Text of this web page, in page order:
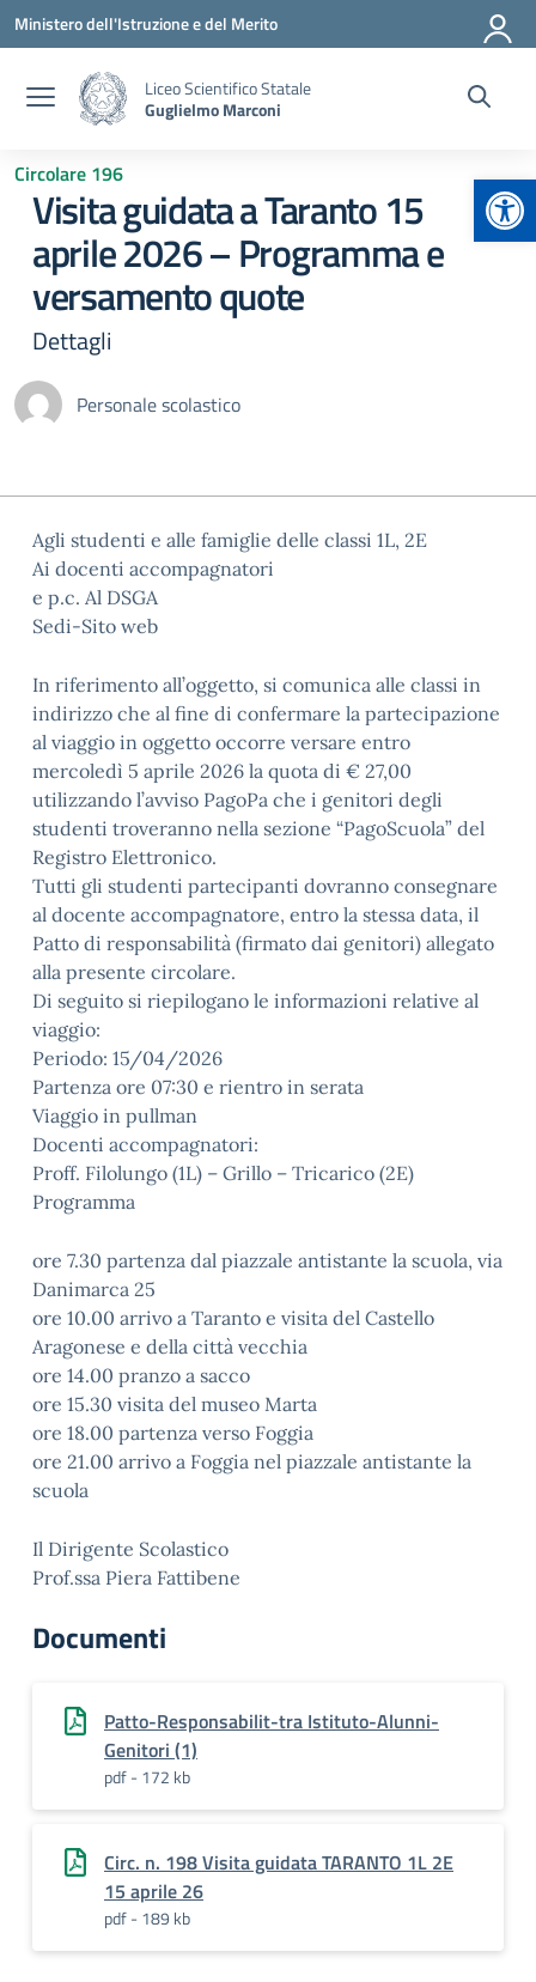
Vai ai contenuti
Vai al menu di navigazione
Vai al footer
Ministero dell'Istruzione e del Merito
Liceo Scientifico Statale
Guglielmo Marconi
Circolare 196
Visita guidata a Taranto 15
aprile 2026 – Programma e
versamento quote
Dettagli
Personale scolastico
Agli studenti e alle famiglie delle classi 1L, 2E
Ai docenti accompagnatori
e p.c. Al DSGA
Sedi-Sito web
In riferimento all’oggetto, si comunica alle classi in
indirizzo che al fine di confermare la partecipazione
al viaggio in oggetto occorre versare entro
mercoledì 5 aprile 2026 la quota di € 27,00
utilizzando l’avviso PagoPa che i genitori degli
studenti troveranno nella sezione “PagoScuola” del
Registro Elettronico.
Tutti gli studenti partecipanti dovranno consegnare
al docente accompagnatore, entro la stessa data, il
Patto di responsabilità (firmato dai genitori) allegato
alla presente circolare.
Di seguito si riepilogano le informazioni relative al
viaggio:
Periodo: 15/04/2026
Partenza ore 07:30 e rientro in serata
Viaggio in pullman
Docenti accompagnatori:
Proff. Filolungo (1L) – Grillo – Tricarico (2E)
Programma
ore 7.30 partenza dal piazzale antistante la scuola, via
Danimarca 25
ore 10.00 arrivo a Taranto e visita del Castello
Aragonese e della città vecchia
ore 14.00 pranzo a sacco
ore 15.30 visita del museo Marta
ore 18.00 partenza verso Foggia
ore 21.00 arrivo a Foggia nel piazzale antistante la
scuola
Il Dirigente Scolastico
Prof.ssa Piera Fattibene
Documenti
Patto-Responsabilit-tra Istituto-Alunni-
Genitori (1)
pdf - 172 kb
Circ. n. 198 Visita guidata TARANTO 1L 2E
15 aprile 26
pdf - 189 kb